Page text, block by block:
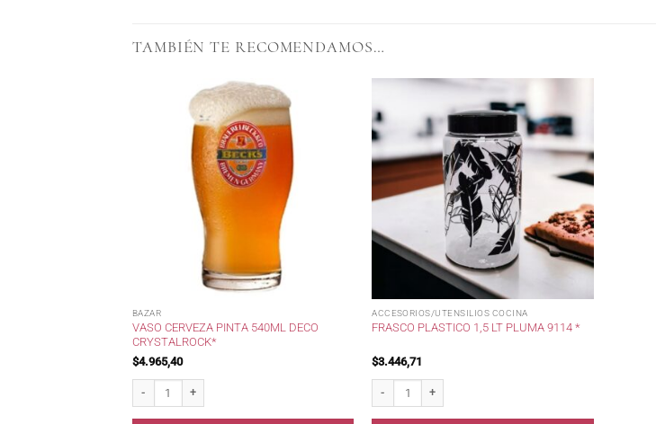
TAMBIÉN TE RECOMENDAMOS…
BAZAR
VASO CERVEZA PINTA 540ML DECO
CRYSTALROCK*
$4.965,40
ACCESORIOS/UTENSILIOS COCINA
FRASCO PLASTICO 1,5 LT PLUMA 9114 *
$3.446,71